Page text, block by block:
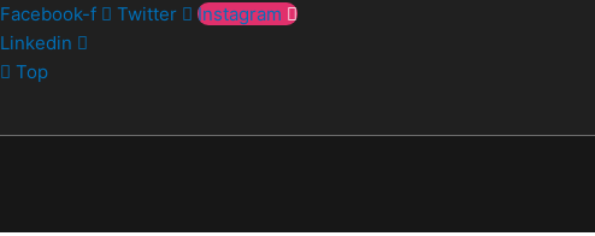
Facebook-f Twitter
Instagram
Linkedin
Top